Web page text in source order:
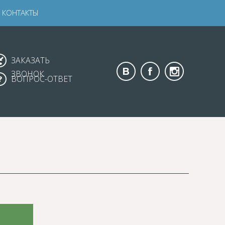
КОНТАКТЫ
ЗАКАЗАТЬ
ЗВОНОК
ВОПРОС-ОТВЕТ